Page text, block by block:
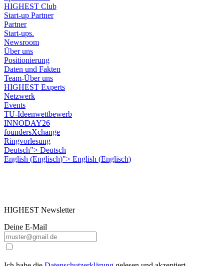
HIGHEST Club
Start-up Partner
Partner
Start-ups.
Newsroom
Über uns
Positionierung
Daten und Fakten
Team-Über uns
HIGHEST Experts
Netzwerk
Events
TU-Ideenwettbewerb
INNODAY26
foundersXchange
Ringvorlesung
Deutsch"> Deutsch
English (Englisch)"> English (Englisch)
HIGHEST Newsletter
Deine E-Mail